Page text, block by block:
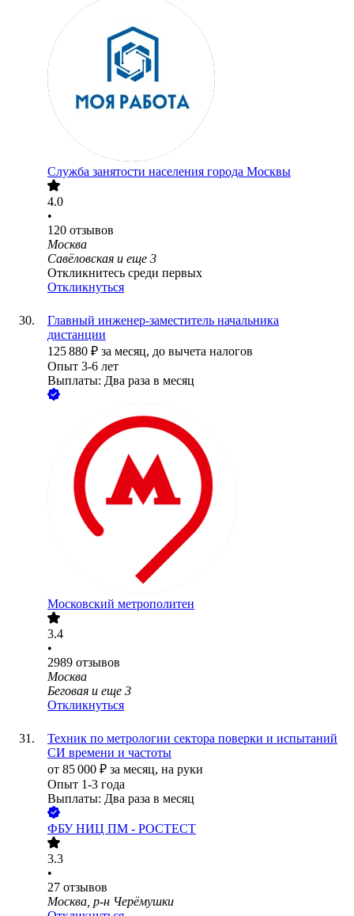
Служба занятости населения города Москвы
4.0
•
120 отзывов
Москва
Савёловская и еще 3
Откликнитесь среди первых
Откликнуться
Главный инженер-заместитель начальника
дистанции
125 880 ₽ за месяц, до вычета налогов
Опыт 3-6 лет
Выплаты: Два раза в месяц
Московский метрополитен
3.4
•
2989 отзывов
Москва
Беговая и еще 3
Откликнуться
Техник по метрологии сектора поверки и испытаний
СИ времени и частоты
от 85 000 ₽ за месяц, на руки
Опыт 1-3 года
Выплаты: Два раза в месяц
ФБУ НИЦ ПМ - РОСТЕСТ
3.3
•
27 отзывов
Москва, р-н Черёмушки